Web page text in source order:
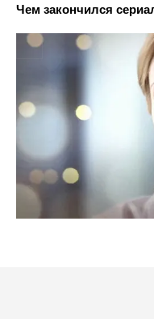
Чем закончился